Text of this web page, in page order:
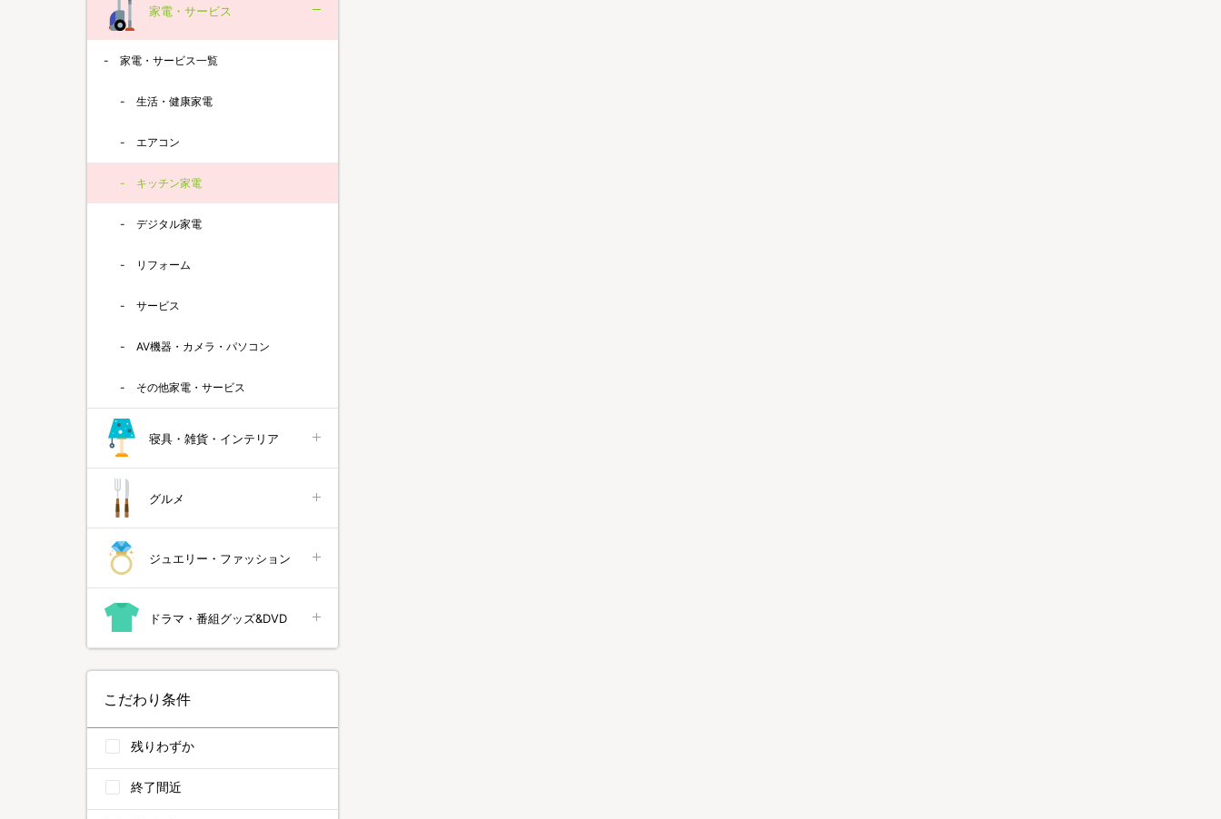
家電・サービス
家電・サービス一覧
生活・健康家電
エアコン
キッチン家電
デジタル家電
リフォーム
サービス
AV機器・カメラ・パソコン
その他家電・サービス
寝具・雑貨・インテリア
グルメ
ジュエリー・ファッション
ドラマ・番組グッズ&DVD
こだわり条件
残りわずか
終了間近